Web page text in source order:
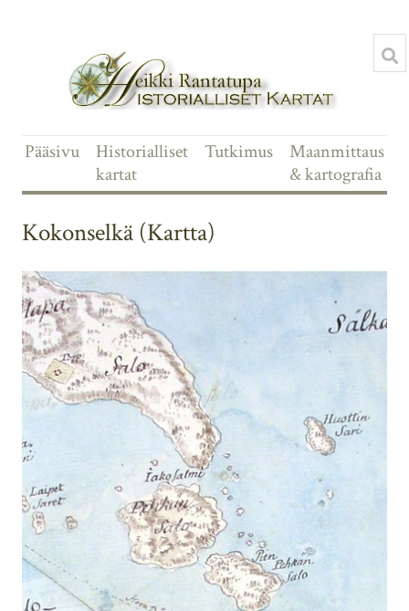
Pääsivu
Historialliset
kartat
Tutkimus
Maanmittaus
& kartografia
Kokonselkä (Kartta)